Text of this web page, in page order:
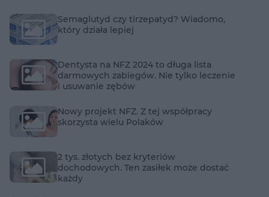
Semaglutyd czy tirzepatyd? Wiadomo,
który działa lepiej
Dentysta na NFZ 2024 to długa lista
darmowych zabiegów. Nie tylko leczenie
i usuwanie zębów
Nowy projekt NFZ. Z tej współpracy
skorzysta wielu Polaków
2 tys. złotych bez kryteriów
dochodowych. Ten zasiłek może dostać
każdy